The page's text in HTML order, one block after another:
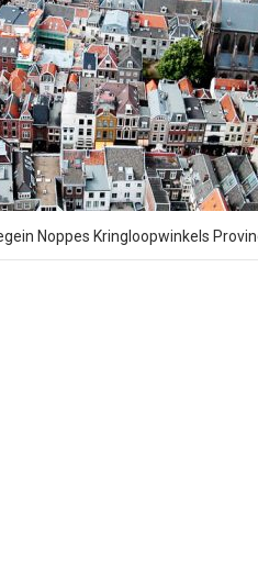
Noppes Kringloopwinkels